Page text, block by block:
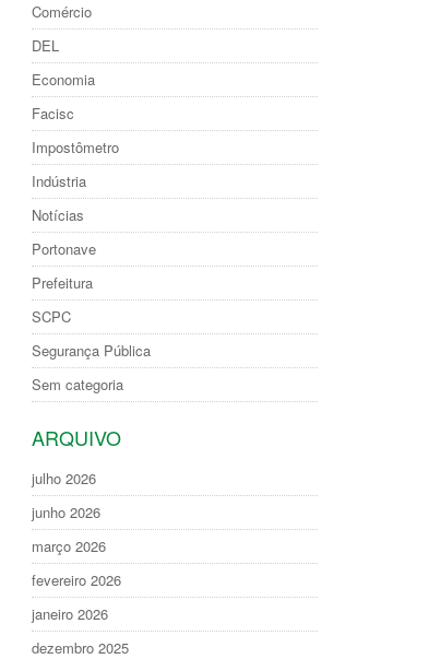
Comércio
DEL
Economia
Facisc
Impostômetro
Indústria
Notícias
Portonave
Prefeitura
SCPC
Segurança Pública
Sem categoria
ARQUIVO
julho 2026
junho 2026
março 2026
fevereiro 2026
janeiro 2026
dezembro 2025